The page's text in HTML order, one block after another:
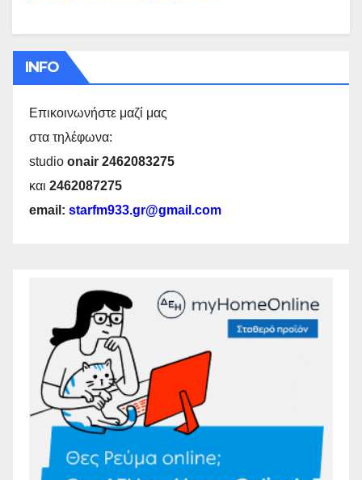
INFO
Επικοινωνήστε μαζί μας
στα τηλέφωνα:
studio onair 2462083275
και 2462087275
email: starfm933.gr@gmail.com